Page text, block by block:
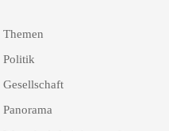
Themen
Politik
Gesellschaft
Panorama